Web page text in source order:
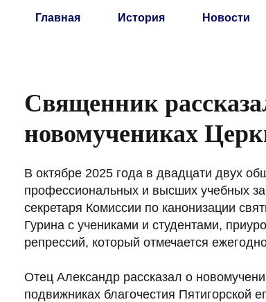
Главная История Новости
Священник
новомучениках
В октябре 2025 года в двадцати двух
профессиональных и высших учебных
секретаря Комиссии по канонизации
Гурина с учениками и студентами,
репрессий, который отмечается
Отец Александр рассказал о
подвижниках благочестия Пятигорской